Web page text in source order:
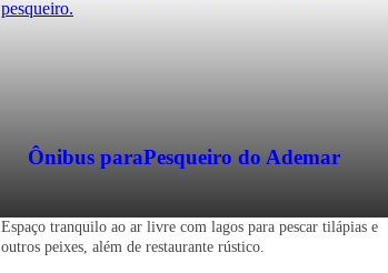
Ônibus paraPesqueiro do Ademar
Espaço tranquilo ao ar livre com lagos para pescar tilápias e
outros peixes, além de restaurante rústico.